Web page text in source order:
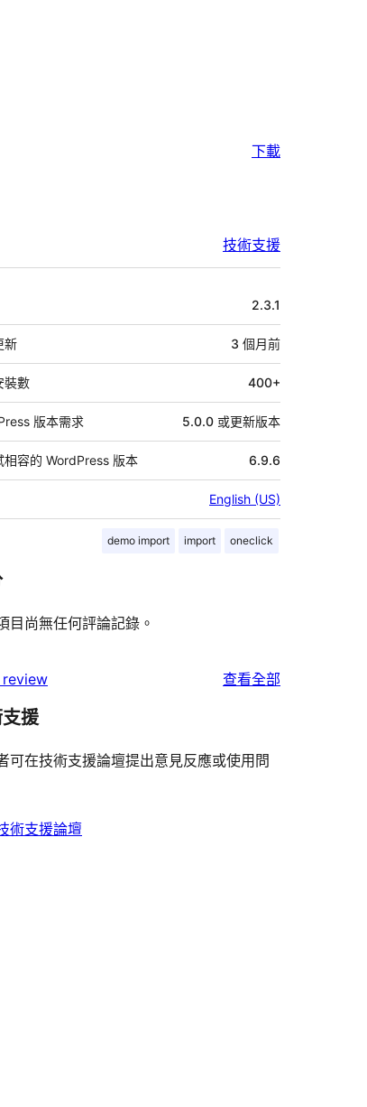
下載
技術支援
2.3.1
新 3 個月前
裝數 400+
版本需求 5.0.0 或更新版本
相容的 WordPress 版本 6.9.6
English (US)
demo import import oneclick
目尚無任何評論記錄。
查看全部
援
可在技術支援論壇提出意見反應或使用問
術支援論壇